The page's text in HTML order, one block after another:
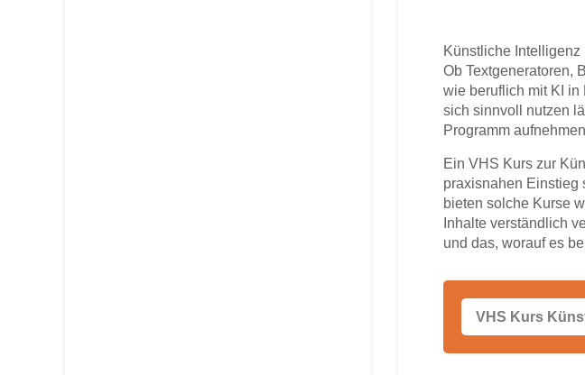
Künstliche
Ob Textgeneratoren,
wie beruflich mit KI in
sich sinnvoll nutzen
Programm
Ein VHS Kurs zur
praxisnahen Einstieg
bieten solche Kurse
Inhalte verständlich
und das, worauf es